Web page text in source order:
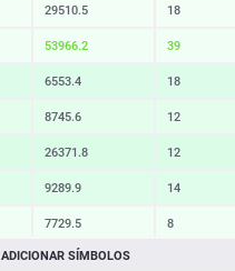
29510.5 18
53966.2 39
6553.4 18
8745.6 12
26371.8 12
9289.9 14
7729.5 8
10958.9
ADICIONAR SÍMBOLOS